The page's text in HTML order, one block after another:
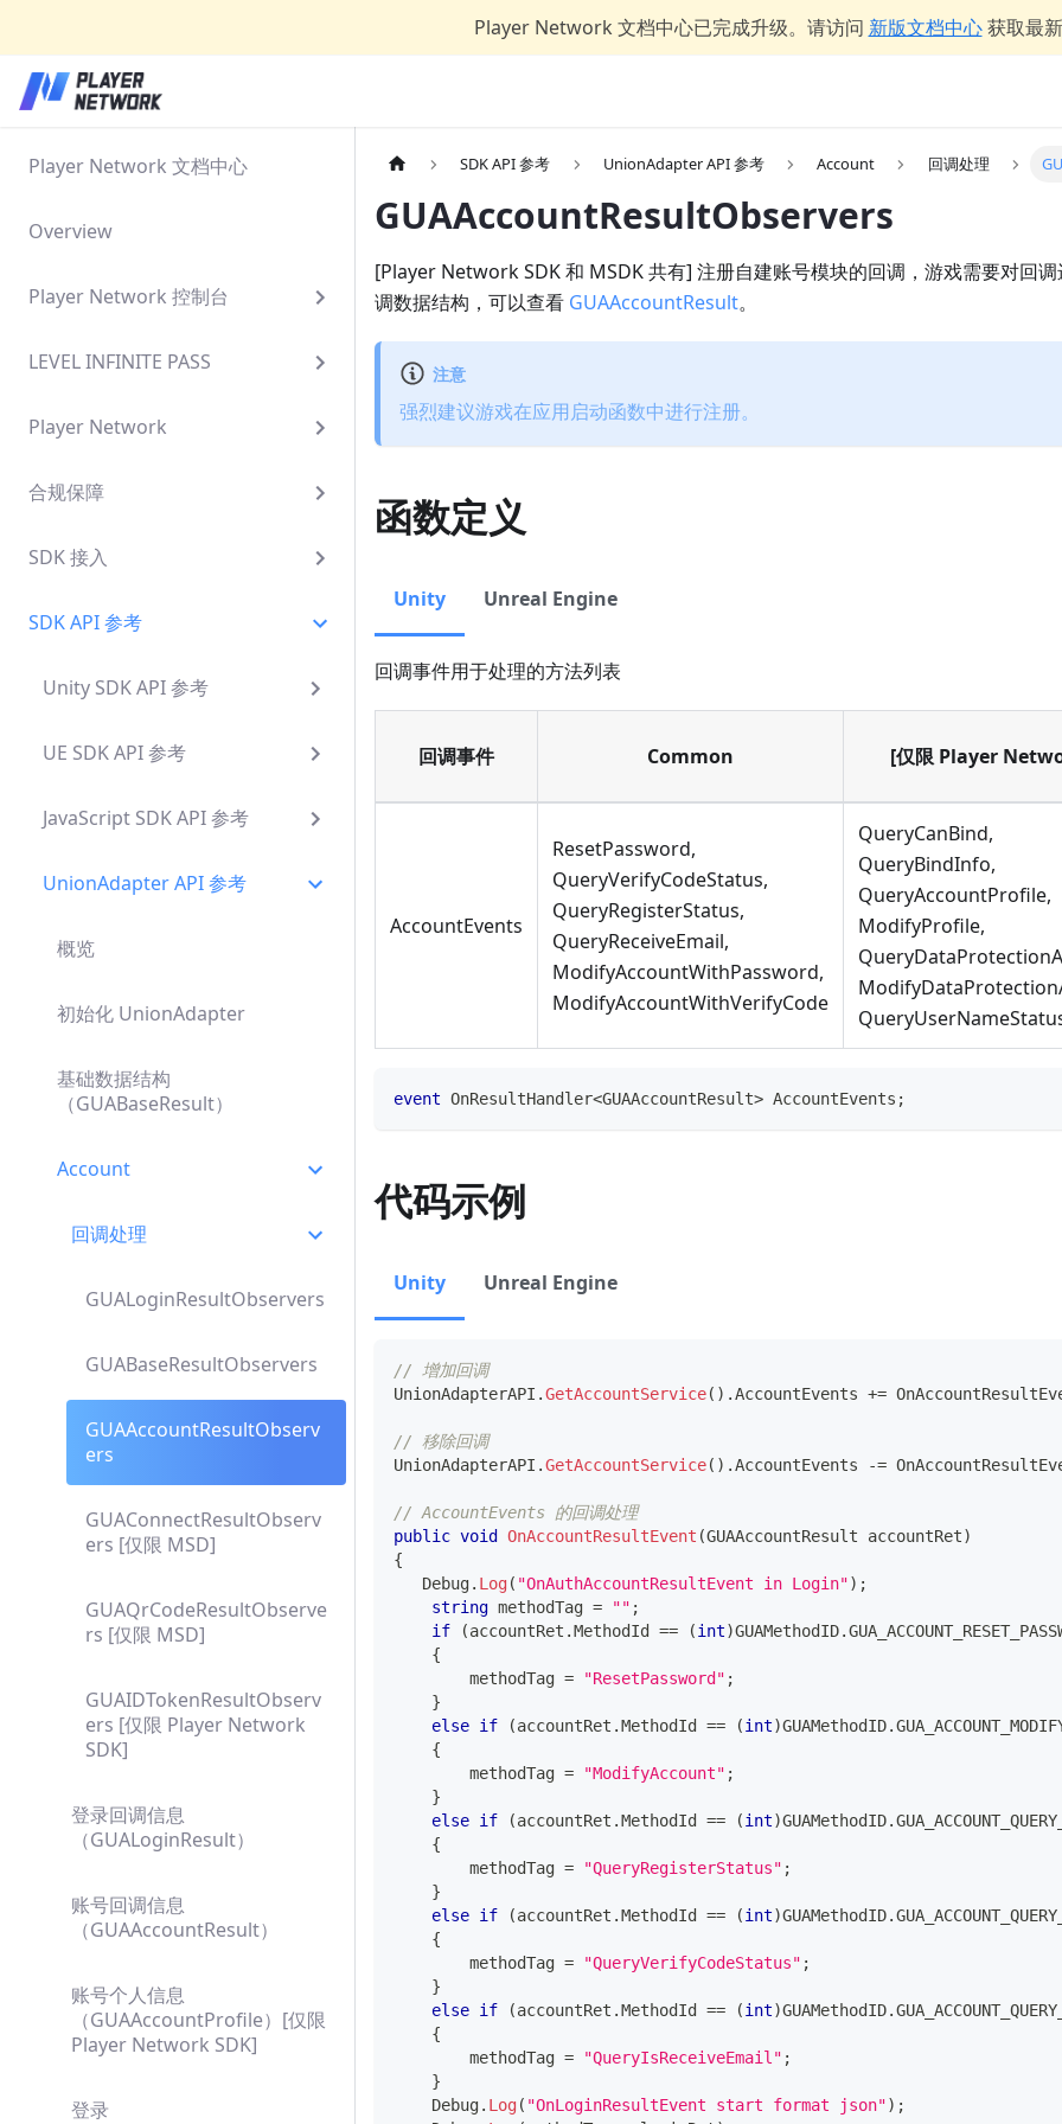
Player Network 文档中心已完成升级。请访问 新版文档中心 获取最新
Player Network 文档中心
Overview
Player Network 控制台
LEVEL INFINITE PASS
Player Network
合规保障
SDK 接入
SDK API 参考
Unity SDK API 参考
UE SDK API 参考
JavaScript SDK API 参考
UnionAdapter API 参考
概览
初始化 UnionAdapter
基础数据结构
（GUABaseResult）
Account
回调处理
GUALoginResultObservers
GUABaseResultObservers
GUAAccountResultObserv
ers
GUAConnectResultObserv
ers [仅限 MSD]
GUAQrCodeResultObserve
rs [仅限 MSD]
GUAIDTokenResultObserv
ers [仅限 Player Network
SDK]
登录回调信息
（GUALoginResult）
账号回调信息
（GUAAccountResult）
账号个人信息
（GUAAccountProfile）[仅限
Player Network SDK]
登录
SDK API 参考 UnionAdapter API 参考 Account 回调处理
GUAAccountResultObservers
[Player Network SDK 和 MSDK 共有] 注册自建账号模块的回调，游戏需要对回
调数据结构，可以查看 GUAAccountResult。
注意
强烈建议游戏在应用启动函数中进行注册。
函数定义
Unity Unreal Engine
回调事件用于处理的方法列表
回调事件 Common [仅限 Player
AccountEvents
ResetPassword,
QueryVerifyCodeStatus,
QueryRegisterStatus,
QueryReceiveEmail,
ModifyAccountWithPassword,
ModifyAccountWithVerifyCode
QueryCanBind,
QueryBindInfo,
QueryAccountProfile,
ModifyProfile,
event OnResultHandler<GUAAccountResult> AccountEvents ;
代码示例
Unity Unreal Engine
// 增加回调
UnionAdapterAPI .GetAccountService( ) .AccountEvents +=
// 移除回调
UnionAdapterAPI .GetAccountService( ) .AccountEvents -=
// AccountEvents 的回调处理
public void OnAccountResultEvent (GUAAccountResult accountRet)
{
   Debug
. Log( "OnAuthAccountResultEvent in Login") ;
string methodTag = "" ;
if
(accountRet .MethodId == (int)GUAMethodID.
{
        methodTag
= "ResetPassword" ;
}
else if (accountRet .MethodId == (int)GUAMethodID.
{
        methodTag
= "ModifyAccount" ;
}
else if (accountRet .MethodId == (int)GUAMethodID.
{
        methodTag
= "QueryRegisterStatus" ;
}
else if (accountRet .MethodId == (int)GUAMethodID.
{
        methodTag
= "QueryVerifyCodeStatus" ;
}
else if (accountRet .MethodId == (int)GUAMethodID.
{
        methodTag
= "QueryIsReceiveEmail" ;
}
    Debug
. Log( "OnLoginResultEvent start format json") ;